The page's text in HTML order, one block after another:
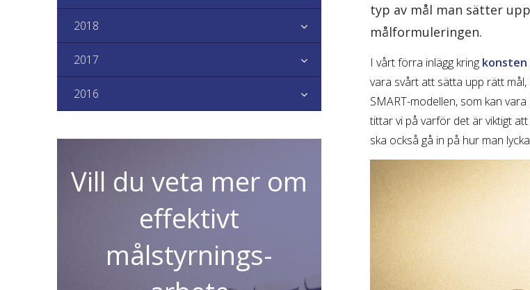
typ av mål man sätter
målformuleringen.
I vårt förra inlägg kring konsten
vara svårt att sätta upp rätt
SMART-modellen, som kan
tittar vi på varför det är viktigt
ska också gå in på hur man
2018
2017
2016
Vill du veta mer om
effektivt
målstyrnings-